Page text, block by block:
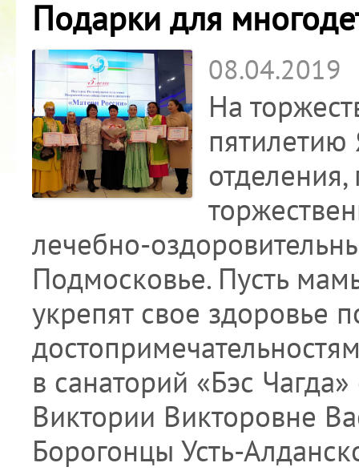
Подарки для
08.04.2019
На
пятилетию
лечебно-
Подмосковье. Пусть
укрепят свое здоровье
в санаторий «Бэс
Виктории Викторовне
Борогонцы Усть-